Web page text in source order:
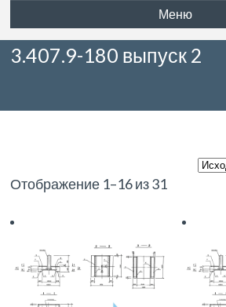
Меню
3.407.9-180 выпуск 2
Отображение 1–16 из 31